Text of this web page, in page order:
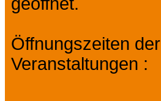
Öffnungszeiten der
Veranstaltungen :